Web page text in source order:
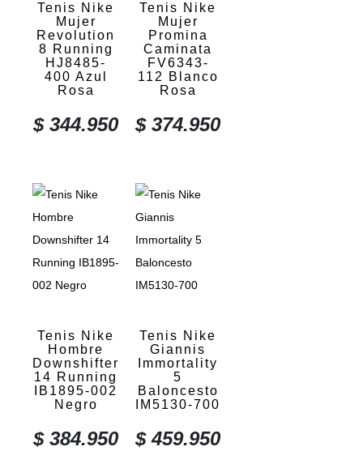
Tenis Nike
Mujer
Revolution
8 Running
HJ8485-
400 Azul
Rosa
$344.950
Tenis Nike
Mujer
Promina
Caminata
FV6343-
112 Blanco
Rosa
$374.950
Tenis Nike
Hombre
Downshifter
14 Running
IB1895-002
Negro
$384.950
Tenis Nike
Giannis
Immortality
5
Baloncesto
IM5130-700
$459.950